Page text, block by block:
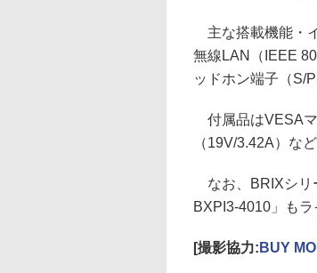
主な搭載機能・
無線LAN（IEEE
ッドホン端子（S/
付属品はVESAマ
（19V/3.42A）など
なお、BRIXシリ
BXPI3-4010」も
[撮影協力: BUY